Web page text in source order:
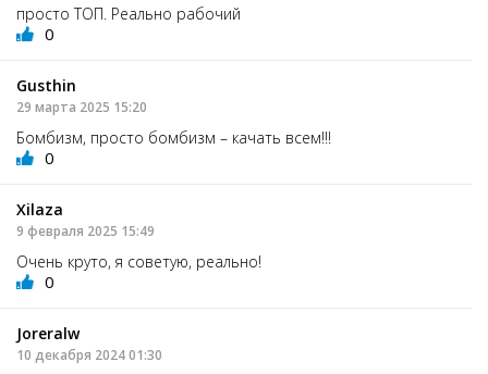
просто ТОП. Реально рабочий
0
Gusthin
29 марта 2025 15:20
Бомбизм, просто бомбизм – качать всем!!!
0
Xilaza
9 февраля 2025 15:49
Очень круто, я советую, реально!
0
Joreralw
10 декабря 2024 01:30